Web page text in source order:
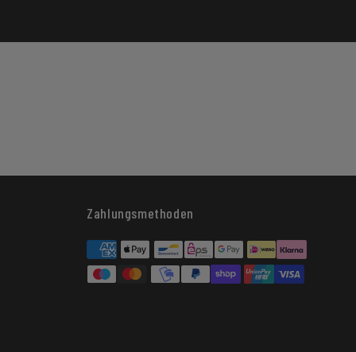
Zahlungsmethoden